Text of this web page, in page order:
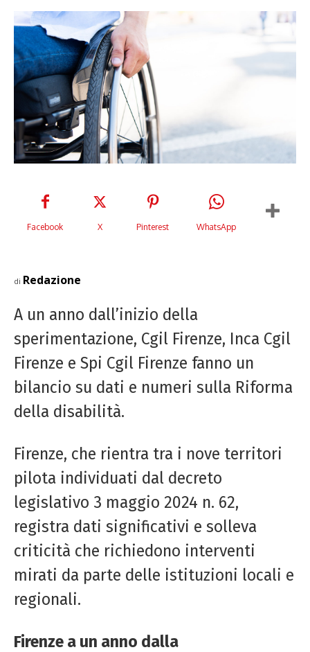
Facebook X Pinterest WhatsApp
di Redazione
A un anno dall’inizio della
sperimentazione, Cgil Firenze, Inca Cgil
Firenze e Spi Cgil Firenze fanno un
bilancio su dati e numeri sulla Riforma
della disabilità.
Firenze, che rientra tra i nove territori
pilota individuati dal decreto
legislativo 3 maggio 2024 n. 62,
registra dati significativi e solleva
criticità che richiedono interventi
mirati da parte delle istituzioni locali e
regionali.
Firenze a un anno dalla